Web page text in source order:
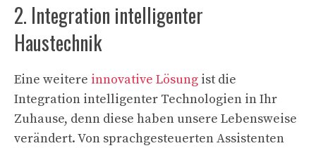
2. Integration intelligenter
Haustechnik
Eine weitere innovative Lösung ist die
Integration intelligenter Technologien in Ihr
Zuhause, denn diese haben unsere Lebensweise
verändert. Von sprachgesteuerten Assistenten